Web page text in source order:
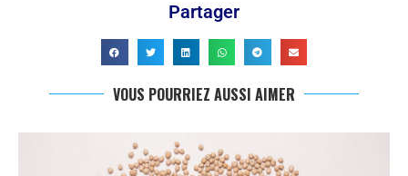
Partager
VOUS POURRIEZ AUSSI AIMER